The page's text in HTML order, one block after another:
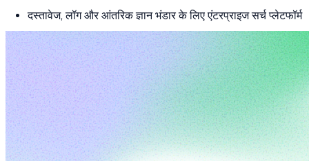
दस्तावेज, लॉग और आंतरिक ज्ञान भंडार के लिए एंटरप्राइज सर्च प्लेटफॉर्म